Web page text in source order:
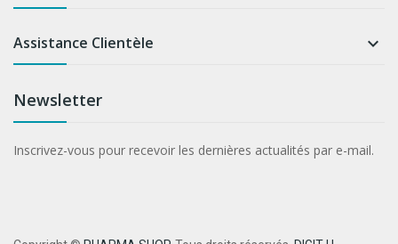
Assistance Clientèle 
Newsletter
Inscrivez-vous pour recevoir les dernières actualités par e-mail.